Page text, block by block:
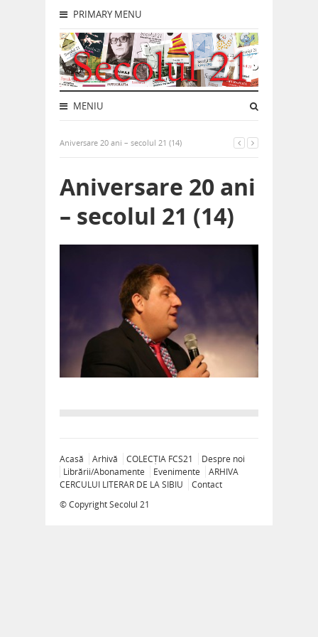
PRIMARY MENU
MENIU
Aniversare 20 ani – secolul 21 (14)
Aniversare 20 ani
– secolul 21 (14)
Acasă Arhivă COLECȚIA FCS21
Despre noi
Librării/Abonamente
Evenimente
ARHIVA
CERCULUI LITERAR DE LA SIBIU
Contact
© CopyrightSecolul 21